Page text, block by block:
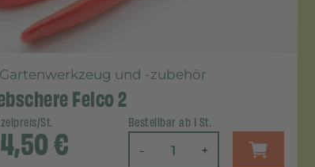
Gartenwerkzeug und -zubehör
Felco 2
St.
€
Bestellbar ab 1 St.
- +